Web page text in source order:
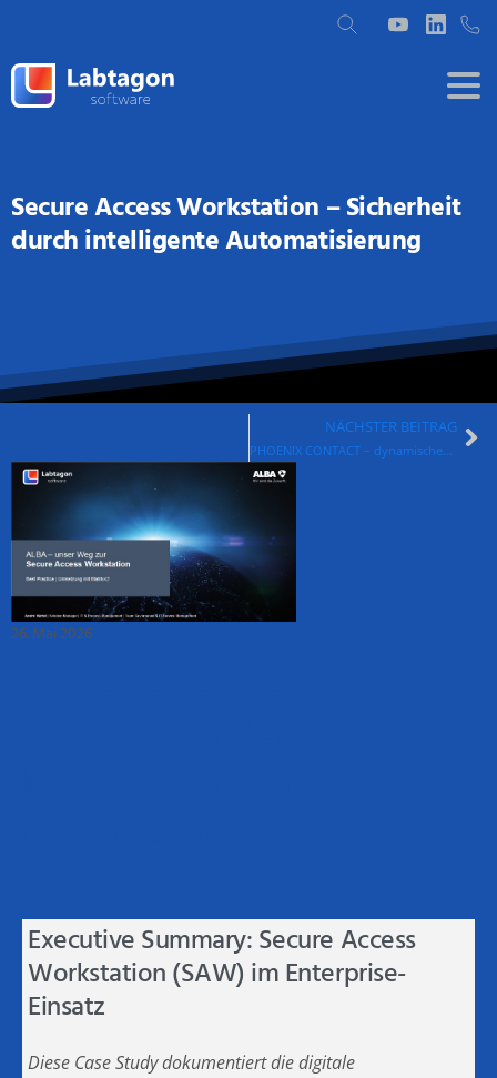
Secure Access Workstation – Sicherheit
durch intelligente Automatisierung
NÄCHSTER BEITRAG
PHOENIX CONTACT – dynamischer Service Konfigurator
26. Mai 2026
Executive Summary: Secure Access
Workstation (SAW) im Enterprise-
Einsatz
Diese Case Study dokumentiert die digitale